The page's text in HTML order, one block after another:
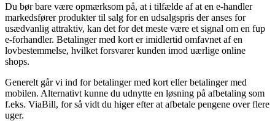
Du bør bare være opmærksom på, at i tilfælde af at en e-handler
markedsfører produkter til salg for en udsalgspris der anses for
usædvanlig attraktiv, kan det for det meste være et signal om en fup
e-forhandler. Betalinger med kort er imidlertid omfavnet af en
lovbestemmelse, hvilket forsvarer kunden imod uærlige online
shops.
Generelt går vi ind for betalinger med kort eller betalinger med
mobilen. Alternativt kunne du udnytte en løsning på afbetaling som
f.eks. ViaBill, for så vidt du higer efter at afbetale pengene over flere
uger.